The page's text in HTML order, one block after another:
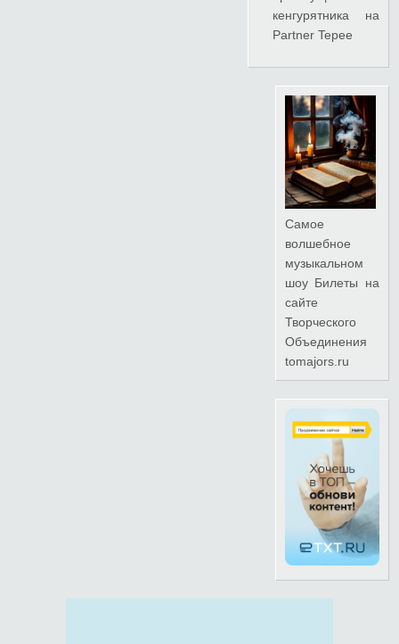
кенгурятника на
Partner Tepee
Самое
волшебное
музыкальном
шоу Билеты на
сайте
Творческого
Объединения
tomajors.ru